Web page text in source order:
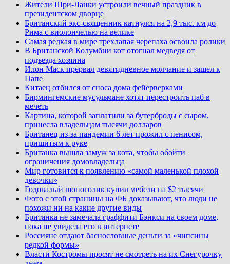
Жители Шри-Ланки устроили вечный праздник в
президентском дворце
Британский экс-священник катнулся на 2,9 тыс. км до
Рима с виолончелью на велике
Самая редкая в мире трехлапая черепаха освоила ролики
В Британской Колумбии кот отогнал медведя от
подъезда хозяина
Илон Маск прервал девятидневное молчание и зашел к
Папе
Китаец отбился от сноса дома фейерверками
Бирмингемские мусульмане хотят перестроить паб в
мечеть
Картина, которой заплатили за бутерброды с сыром,
принесла владельцам тысячи долларов
Британец из-за пандемии 6 лет прожил с пенисом,
пришитым к руке
Британка вышла замуж за кота, чтобы обойти
ограничения домовладельца
Мир готовится к появлению «самой маленькой плохой
девочки»
Годовалый шопоголик купил мебели на $2 тысячи
Фото с этой страницы на ФБ доказывают, что люди не
похожи ни на какие другие виды
Британка не замечала граффити Бэнкси на своем доме,
пока не увидела его в интернете
Россияне отдают баснословные деньги за «чипсины
редкой формы»
Власти Костромы просят не смотреть на их Снегурочку